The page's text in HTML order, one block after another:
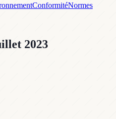
ConformitéNormes
2023